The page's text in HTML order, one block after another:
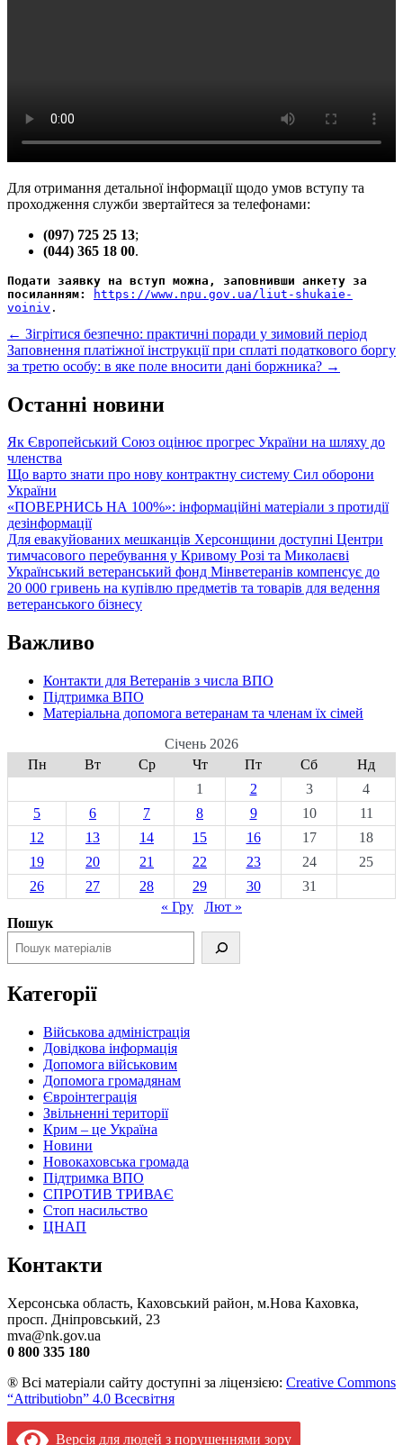
Для отримання детальної інформації щодо умов вступу та
проходження служби звертайтеся за телефонами:
(097) 725 25 13;
(044) 365 18 00.
Подати заявку на вступ можна, заповнивши анкету за
посиланням:
https://www.npu.gov.ua/liut-shukaie-
voiniv .
Post
navigation
← Зігрітися безпечно: практичні поради у зимовий період
Заповнення платіжної інструкції при сплаті податкового боргу
за третю особу: в яке поле вносити дані боржника? →
Останні новини
Як Європейський Союз оцінює прогрес України на шляху до
членства
Що варто знати про нову контрактну систему Сил оборони
України
«ПОВЕРНИСЬ НА 100%»: інформаційні матеріали з протидії
дезінформації
Для евакуйованих мешканців Херсонщини доступні Центри
тимчасового перебування у Кривому Розі та Миколаєві
Український ветеранський фонд Мінветеранів компенсує до
20 000 гривень на купівлю предметів та товарів для ведення
ветеранського бізнесу
Важливо
Контакти для Ветеранів з числа ВПО
Підтримка ВПО
Матеріальна допомога ветеранам та членам їх сімей
Січень 2026
Пн
Вт Ср Чт Пт Сб
Нд
1
2 3
4
5
6 7 8 9 10
11
12
13 14 15 16 17
18
19
20 21 22 23 24
25
26
27 28 29 30
31
« Гру
Лют »
Пошук
Категорії
Військова адміністрація
Довідкова інформація
Допомога військовим
Допомога громадянам
Євроінтеграція
Звільненні території
Крим – це Україна
Новини
Новокаховська громада
Підтримка ВПО
СПРОТИВ ТРИВАЄ
Стоп насильство
ЦНАП
Контакти
Херсонська область, Каховський район, м.Нова Каховка,
просп. Дніпровський, 23
mva@nk.gov.ua
0 800 335 180
® Всі матеріали сайту доступні за ліцензією: Creative Commons
“Attributiobn” 4.0 Всесвітня
Версія для людей з порушеннями зору